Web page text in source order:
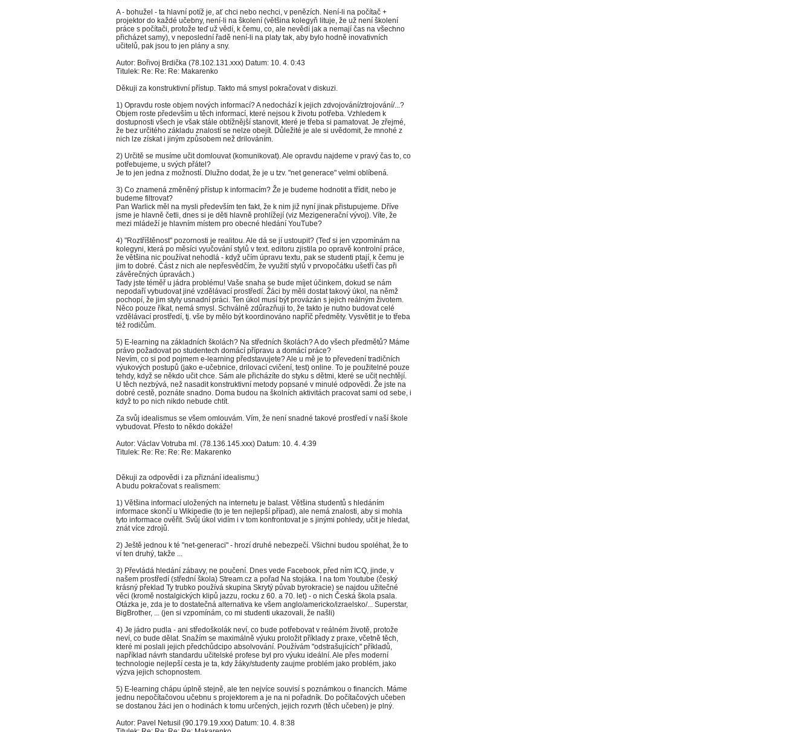
A - bohužel - ta hlavní potíž je, ať chci nebo nechci, v penězích. Není-li na počítač +
projektor do každé učebny, není-li na školení (většina kolegyň lituje, že už není školení
práce s počítači, protože teď už vědí, k čemu, co, ale nevědí jak a nemají čas na všechno
přicházet samy), v neposlední řadě není-li na platy tak, aby bylo hodně inovativních
učitelů, pak jsou to jen plány a sny.
Autor: Bořivoj Brdička (78.102.131.xxx) Datum: 10. 4. 0:43
Titulek: Re: Re: Re: Makarenko
Děkuji za konstruktivní přístup. Takto má smysl pokračovat v diskuzi.
1) Opravdu roste objem nových informací? A nedochází k jejich zdvojování/ztrojování/...?
Objem roste především u těch informací, které nejsou k životu potřeba. Vzhledem k
dostupnosti všech je však stále obtížnější stanovit, které je třeba si pamatovat. Je zřejmé,
že bez určitého základu znalostí se nelze obejít. Důležité je ale si uvědomit, že mnohé z
nich lze získat i jiným způsobem než drilováním.
2) Určitě se musíme učit domlouvat (komunikovat). Ale opravdu najdeme v pravý čas to, co
potřebujeme, u svých přátel?
Je to jen jedna z možností. Dlužno dodat, že je u tzv. "net generace" velmi oblíbená.
3) Co znamená změněný přístup k informacím? Že je budeme hodnotit a třídit, nebo je
budeme filtrovat?
Pan Warlick měl na mysli především ten fakt, že k nim již nyní jinak přistupujeme. Dříve
jsme je hlavně četli, dnes si je děti hlavně prohlížejí (viz Mezigenerační vývoj). Víte, že
mezi mládeží je hlavním místem pro obecné hledání YouTube?
4) "Roztříštěnost" pozornosti je realitou. Ale dá se jí ustoupit? (Teď si jen vzpomínám na
kolegyni, která po měsíci vyučování stylů v text. editoru zjistila po opravě kontrolní práce,
že většina nic používat nehodlá - když učím úpravu textu, pak se studenti ptají, k čemu je
jim to dobré. Část z nich ale nepřesvědčím, že využití stylů v prvopočátku ušetří čas při
závěrečných úpravách.)
Tady jste téměř u jádra problému! Vaše snaha se bude míjet účinkem, dokud se nám
nepodaří vybudovat jiné vzdělávací prostředí. Žáci by měli dostat takový úkol, na němž
pochopí, že jim styly usnadní práci. Ten úkol musí být provázán s jejich reálným životem.
Něco pouze říkat, nemá smysl. Schválně zdůrazňuji to, že takto je nutno budovat celé
vzdělávací prostředí, tj. vše by mělo být koordinováno napříč předměty. Vysvětlit je to třeba
též rodičům.
5) E-learning na základních školách? Na středních školách? A do všech předmětů? Máme
právo požadovat po studentech domácí přípravu a domácí práce?
Nevím, co si pod pojmem e-learning představujete? Ale u mě je to převedení tradičních
výukových postupů (jako e-učebnice, drilovací cvičení, test) online. To je použitelné pouze
tehdy, když se někdo učit chce. Sám ale přicházíte do styku s dětmi, které se učit nechtějí.
U těch nezbývá, než nasadit konstruktivní metody popsané v minulé odpovědi. Že jste na
dobré cestě, poznáte snadno. Doma budou na školních aktivitách pracovat sami od sebe, i
když to po nich nikdo nebude chtít.
Za svůj idealismus se všem omlouvám. Vím, že není snadné takové prostředí v naší škole
vybudovat. Přesto to někdo dokáže!
Autor: Václav Votruba ml. (78.136.145.xxx) Datum: 10. 4. 4:39
Titulek: Re: Re: Re: Re: Makarenko
Děkuji za odpovědi i za přiznání idealismu;)
A budu pokračovat s realismem:
1) Většina informací uložených na internetu je balast. Většina studentů s hledáním
informace skončí u Wikipedie (to je ten nejlepší případ), ale nemá znalosti, aby si mohla
tyto informace ověřit. Svůj úkol vidím i v tom konfrontovat je s jinými pohledy, učit je hledat,
znát více zdrojů.
2) Ještě jednou k té "net-generaci" - hrozí druhé nebezpečí. Všichni budou spoléhat, že to
ví ten druhý, takže ...
3) Převládá hledání zábavy, ne poučení. Dnes vede Facebook, před ním ICQ, jinde, v
našem prostředí (střední škola) Stream.cz a pořad Na stojáka. I na tom Youtube (český
krásný překlad Ty trubko používá skupina Skrytý půvab byrokracie) se najdou užitečné
věci (kromě nostalgických klipů jazzu, rocku z 60. a 70. let) - o nich Česká škola psala.
Otázka je, zda je to dostatečná alternativa ke všem anglo/americko/izraelsko/... Superstar,
BigBrother, ... (jen si vzpomínám, co mi studenti ukazovali, že našli)
4) Je jádro pudla - ani středoškolák neví, co bude potřebovat v reálném životě, protože
neví, co bude dělat. Snažím se maximálně výuku proložit příklady z praxe, včetně těch,
které mi poslali jejich předchůdcipo absolvování. Používám "odstrašujících" příkladů,
například návrh standardu učitelské profese byl pro výuku ideální. Ale přes moderní
technologie nejlepší cesta je ta, kdy žáky/studenty zaujme problém jako problém, jako
výzva jejich schopnostem.
5) E-learning chápu úplně stejně, ale ten nejvíce souvisí s poznámkou o financích. Máme
jednu nepočítačovou učebnu s projektorem a je na ni pořadník. Do počítačových učeben
se dostanou žáci jen o hodinách k tomu určených, jejich rozvrh (těch učeben) je plný.
Autor: Pavel Netusil (90.179.19.xxx) Datum: 10. 4. 8:38